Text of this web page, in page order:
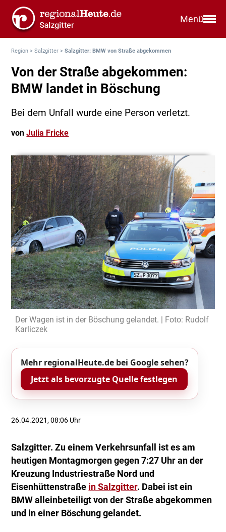
Menü
Region >Salzgitter >Salzgitter: BMW von Straße abgekommen
Von der Straße abgekommen:
BMW landet in Böschung
Bei dem Unfall wurde eine Person verletzt.
vonJulia Fricke
Der Wagen ist in der Böschung gelandet. | Foto: Rudolf
Karliczek
Mehr regionalHeute.de bei Google sehen?
Jetzt als bevorzugte Quelle festlegen
26.04.2021, 08:06 Uhr
Salzgitter. Zu einem Verkehrsunfall ist es am
heutigen Montagmorgen gegen 7:27 Uhr an der
Kreuzung Industriestraße Nord und
Eisenhüttenstraße in Salzgitter. Dabei ist ein
BMW alleinbeteiligt von der Straße abgekommen
und in einer Böschung gelandet.